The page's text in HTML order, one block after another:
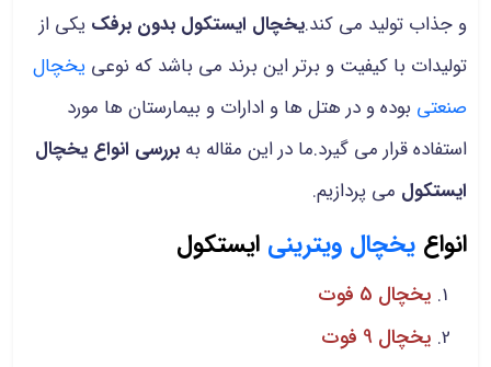
و جذاب تولید می کند.یخچال ایستکول بدون برفک یکی از
تولیدات با کیفیت و برتر این برند می باشد که نوعی یخچال
صنعتی بوده و در هتل ها و ادارات و بیمارستان ها مورد
استفاده قرار می گیرد.ما در این مقاله به بررسی انواع یخچال
ایستکول می پردازیم.
انواع یخچال ویترینی ایستکول
یخچال 5 فوت
یخچال 9 فوت